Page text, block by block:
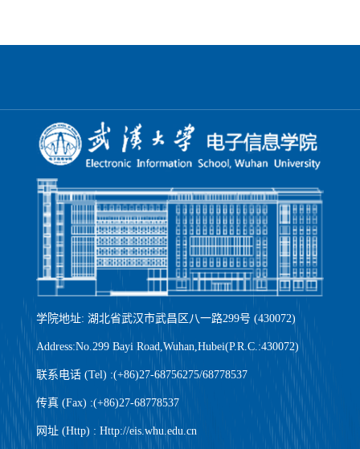
学院地址: 湖北省武汉市武昌区八一路299号 (430072)
Address:No.299 Bayi Road,Wuhan,Hubei(P.R.C.:430072)
联系电话 (Tel) :(+86)27-68756275/68778537
传真 (Fax) :(+86)27-68778537
网址 (Http) : Http://eis.whu.edu.cn